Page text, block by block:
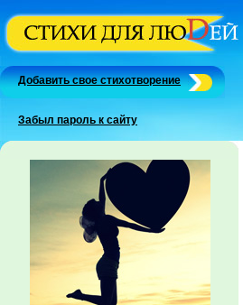
Добавить свое стихотворение
Забыл пароль к сайту